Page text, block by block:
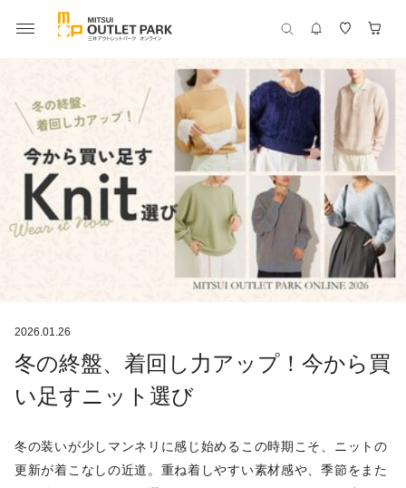
2026.01.26
冬の終盤、着回し力アップ！今から買
い足すニット選び
冬の装いが少しマンネリに感じ始めるこの時期こそ、ニットの
更新が着こなしの近道。重ね着しやすい素材感や、季節をまた